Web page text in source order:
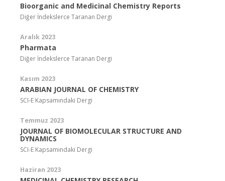
Bioorganic and Medicinal Chemistry Reports
Diğer İndekslerce Taranan Dergi
Aralık 2023
Pharmata
Diğer İndekslerce Taranan Dergi
Kasım 2023
ARABIAN JOURNAL OF CHEMISTRY
SCI-E Kapsamındaki Dergi
Temmuz 2023
JOURNAL OF BIOMOLECULAR STRUCTURE AND
DYNAMICS
SCI-E Kapsamındaki Dergi
Haziran 2023